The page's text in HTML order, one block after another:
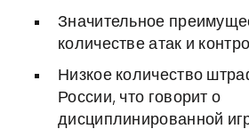
Значительное
количестве атак и
Низкое количество
России, что говорит о
дисциплинированной